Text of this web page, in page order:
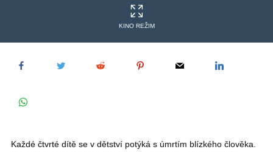
KINO REŽIM
Každé čtvrté dítě se v dětství potýká s úmrtím blízkého člověka.